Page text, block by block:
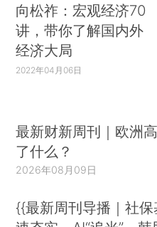
向松祚：宏观经济70
讲，带你了解国内外
经济大局
2022年04月06日
最新财新周刊｜欧洲
了什么？
2026年08月09日
{{最新周刊导播｜社保